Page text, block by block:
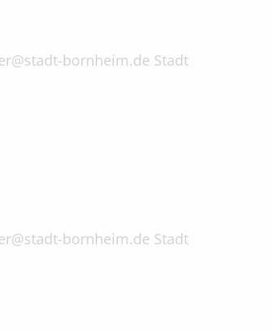
bornheim.de Stadt
bornheim.de Stadt